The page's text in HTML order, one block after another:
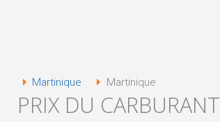
Martinique Martinique
PRIX DU